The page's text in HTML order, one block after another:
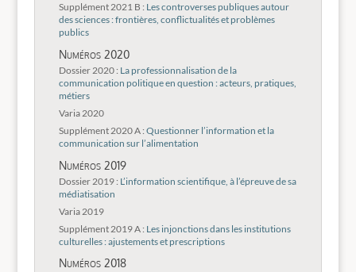
Supplément 2021 B : Les controverses publiques autour
des sciences : frontières, conflictualités et problèmes
publics
Numéros 2020
Dossier 2020 : La professionnalisation de la
communication politique en question : acteurs, pratiques,
métiers
Varia 2020
Supplément 2020 A : Questionner l’information et la
communication sur l’alimentation
Numéros 2019
Dossier 2019 : L’information scientifique, à l’épreuve de sa
médiatisation
Varia 2019
Supplément 2019 A : Les injonctions dans les institutions
culturelles : ajustements et prescriptions
Numéros 2018